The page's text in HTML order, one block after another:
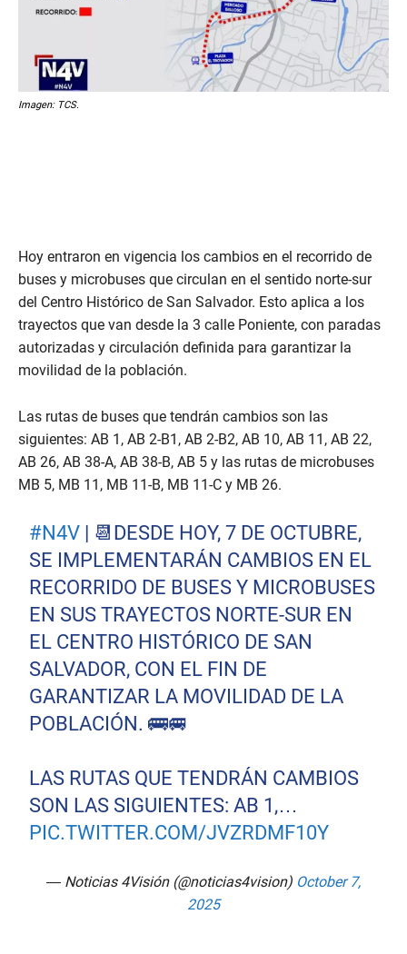
Imagen: TCS.
Hoy entraron en vigencia los cambios en el recorrido de
buses y microbuses que circulan en el sentido norte-sur
del Centro Histórico de San Salvador. Esto aplica a los
trayectos que van desde la 3 calle Poniente, con paradas
autorizadas y circulación definida para garantizar la
movilidad de la población.
Las rutas de buses que tendrán cambios son las
siguientes: AB 1, AB 2-B1, AB 2-B2, AB 10, AB 11, AB 22,
AB 26, AB 38-A, AB 38-B, AB 5 y las rutas de microbuses
MB 5, MB 11, MB 11-B, MB 11-C y MB 26.
#N4V | 📆DESDE HOY, 7 DE OCTUBRE,
SE IMPLEMENTARÁN CAMBIOS EN EL
RECORRIDO DE BUSES Y MICROBUSES
EN SUS TRAYECTOS NORTE-SUR EN
EL CENTRO HISTÓRICO DE SAN
SALVADOR, CON EL FIN DE
GARANTIZAR LA MOVILIDAD DE LA
POBLACIÓN. 🚌🚐
LAS RUTAS QUE TENDRÁN CAMBIOS
SON LAS SIGUIENTES: AB 1,…
PIC.TWITTER.COM/JVZRDMF10Y
— Noticias 4Visión (@noticias4vision) October 7,
2025